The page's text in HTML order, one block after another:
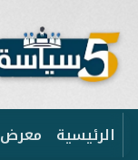
الرئيسية معرض